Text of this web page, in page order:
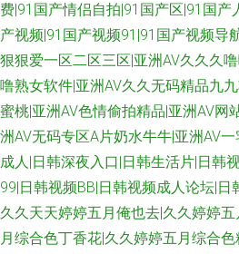
97n一区二二 欧美AV性 51黑料偷拍 久久视
利 91探花内射 97er人人操 岛国三级片 欧美
文AV在看 www黄色网址 红桃成人电影 国
成人网片第一页 91视频站 91超碰社区 亚洲
TS在线播放 日本韩国颜射 黑丝美女后入观
费|91国产情侣自拍|91国产区|91国产
产视频|91国产视频91|91国产视频导
狠狠爱一区二区三区|亚洲AV久久久
噜熟女软件|亚洲AV久久无码精品九
蜜桃|亚洲AV色情偷拍精品|亚洲AV网
洲AV无码专区A片奶水牛牛|亚洲AV
成人|日韩深夜入口|日韩生活片|日韩
99|日韩视频BB|日韩视频成人论坛|
久久天天婷婷五月俺也去|久久婷婷
月综合色丁香花|久久婷婷五月综合